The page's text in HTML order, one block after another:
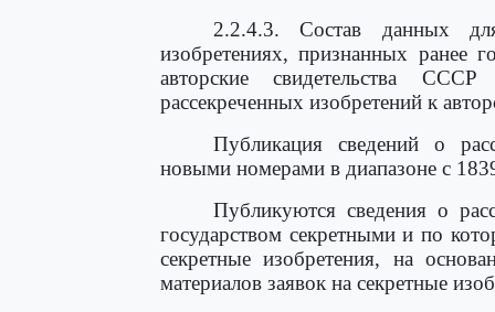
2.2.4.3. Состав данных
изобретениях, признанных ранее
авторские свидетельства
рассекреченных изобретений к
Публикация сведений о
новыми номерами в диапазоне с
Публикуются сведения о
государством секретными и по
секретные изобретения, на
материалов заявок на секретные